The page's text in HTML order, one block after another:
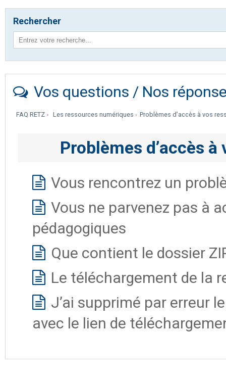
Rechercher
Vos questions / Nos
FAQ RETZ Les ressources numériques Problèmes d’accès à vos
Problèmes d’accès
Vous rencontrez un
Vous ne parvenez pas à
pédagogiques
Que contient le dossier
Le téléchargement de la
J’ai supprimé par erreur
avec le lien de